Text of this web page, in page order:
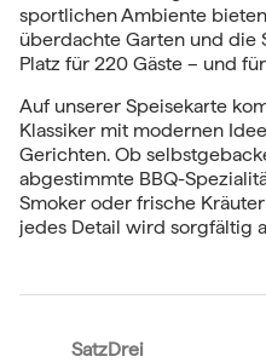
sportlichen Ambiente
überdachte Garten und die
Platz für 220 Gäste – und
Auf unserer Speisekarte
Klassiker mit modernen
Gerichten. Ob
abgestimmte BBQ-
Smoker oder frische
jedes Detail wird sorgfältig
SatzDrei